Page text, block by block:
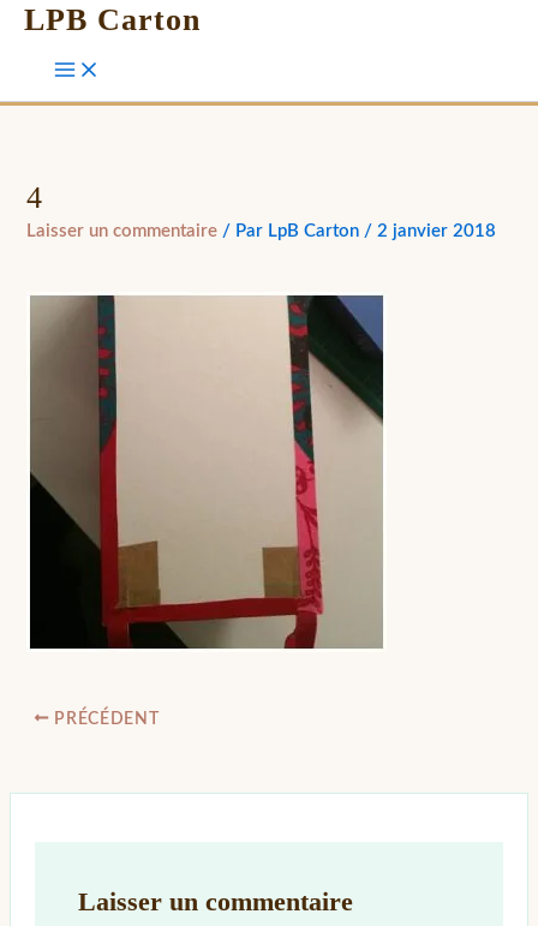
LPB Carton
4
Laisser un commentaire / Par LpB Carton /2 janvier 2018
PRÉCÉDENT
Laisser un commentaire